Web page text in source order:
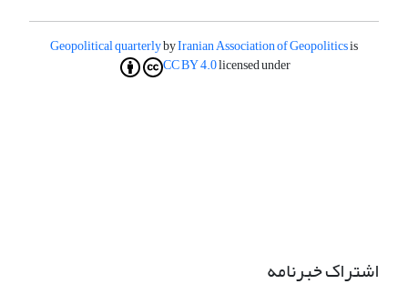
Geopolitical quarterlybyIranian Association of Geopoliticsis
licensed under
CC BY 4.0
اشتراک خبرنامه